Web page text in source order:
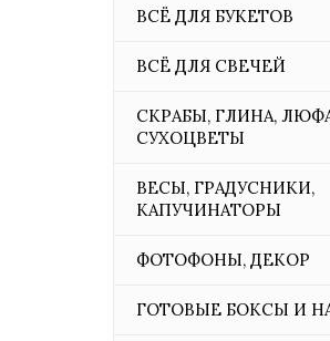
ВСЁ ДЛЯ БУКЕТОВ
ВСЁ ДЛЯ СВЕЧЕЙ
СКРАБЫ, ГЛИНА,
СУХОЦВЕТЫ
ВЕСЫ, ГРАДУСНИКИ,
КАПУЧИНАТОРЫ
ФОТОФОНЫ, ДЕКОР
ГОТОВЫЕ БОКСЫ И